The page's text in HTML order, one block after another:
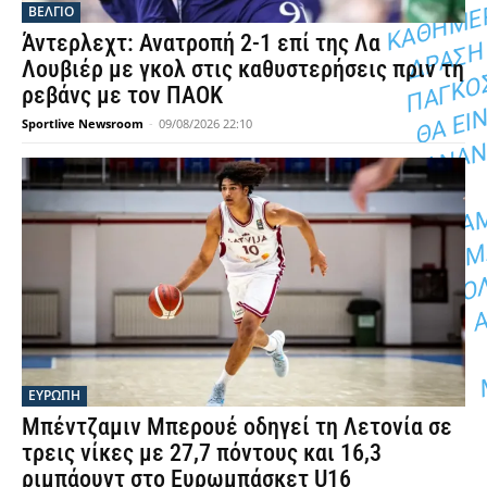
ΒΕΛΓΙΟ
Άντερλεχτ: Ανατροπή 2-1 επί της Λα
Λουβιέρ με γκολ στις καθυστερήσεις πριν τη
ρεβάνς με τον ΠΑΟΚ
Sportlive Newsroom - 09/08/2026 22:10
ΕΥΡΩΠΗ
Μπέντζαμιν Μπερουέ οδηγεί τη Λετονία σε
τρεις νίκες με 27,7 πόντους και 16,3
ριμπάουντ στο Ευρωμπάσκετ U16